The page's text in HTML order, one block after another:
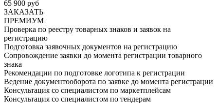
65 900 руб
ЗАКАЗАТЬ
ПРЕМИУМ
Проверка по реестру товарных знаков и заявок на
регистрацию
Подготовка заявочных документов на регистрацию
Сопровождение заявки до момента регистрации товарного
знака
Рекомендации по подготовке логотипа к регистрации
Ведение документооборота по заявке до момента регистрации
Консультация со специалистом по маркетплейсам
Консультация со специалистом по тендерам